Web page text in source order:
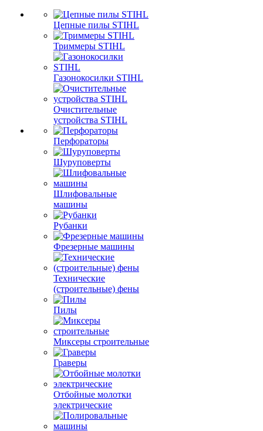
Цепные пилы STIHL
Триммеры STIHL
Газонокосилки STIHL
Очистительные
устройства STIHL
Перфораторы
Шуруповерты
Шлифовальные
машины
Рубанки
Фрезерные машины
Технические
(строительные) фены
Пилы
Миксеры строительные
Граверы
Отбойные молотки
электрические